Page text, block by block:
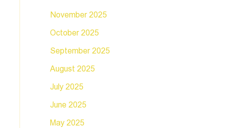
November 2025
October 2025
September 2025
August 2025
July 2025
June 2025
May 2025